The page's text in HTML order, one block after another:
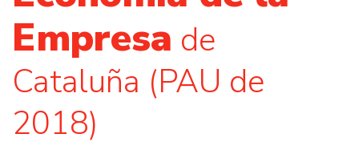
Empresa de
Cataluña (PAU de
2018)